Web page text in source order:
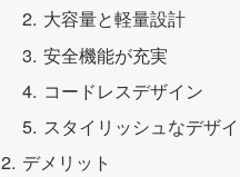
大容量と軽量設計
安全機能が充実
コードレスデザイン
スタイリッシュなデザ
デメリット